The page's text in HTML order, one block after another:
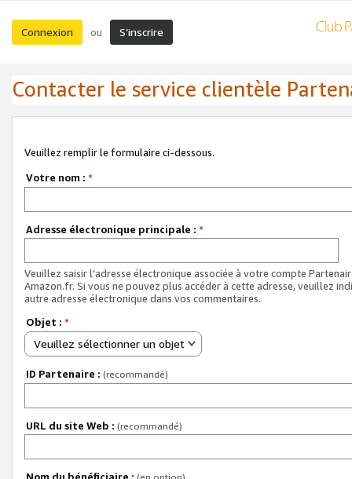
Connexion ou S’inscrire
Contacter le service clientèle
Veuillez remplir le formulaire ci-dessous.
Votre nom : *
Adresse électronique principale : *
Veuillez saisir l'adresse électronique associée à votre compte
Amazon.fr. Si vous ne pouvez plus accéder à cette adresse, veuillez
autre adresse électronique dans vos commentaires.
Objet : *
Veuillez sélectionner un objet
ID Partenaire : (recommandé)
URL du site Web : (recommandé)